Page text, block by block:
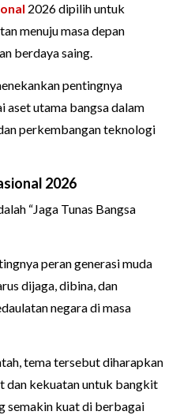
2026 dipilih untuk
menuju masa depan
berdaya saing.
pentingnya
aset utama bangsa dalam
perkembangan teknologi
2026
“Jaga Tunas Bangsa
peran generasi muda
dijaga, dibina, dan
negara di masa
tema tersebut diharapkan
dan kekuatan untuk bangkit
semakin kuat di berbagai